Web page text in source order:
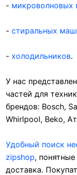
- микроволновых
- стиральных
- холодильников.
У нас
частей для
брендов: Bosch,
Whirlpool, Beko,
Удобный поиск
zipshop,
доставка.